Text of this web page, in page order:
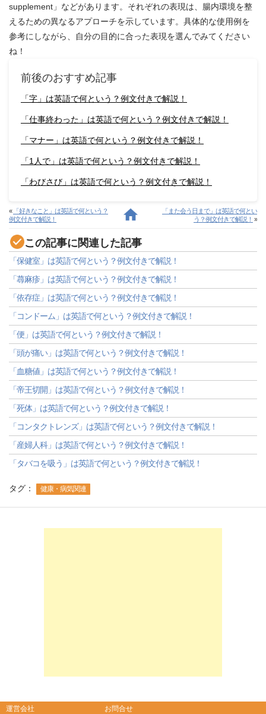
supplement」などがあります。それぞれの表現は、腸内環境を整
えるための異なるアプローチを示しています。具体的な使用例を
参考にしながら、自分の目的に合った表現を選んでみてください
ね！
前後のおすすめ記事
「字」は英語で何という？例文付きで解説！
「仕事終わった」は英語で何という？例文付きで解説！
「マナー」は英語で何という？例文付きで解説！
「1人で」は英語で何という？例文付きで解説！
「わびさび」は英語で何という？例文付きで解説！
« 「好きなこと」は英語で何という？
例文付きで解説！
「また会う日まで」は英語で何とい
う？例文付きで解説！ »
この記事に関連した記事
「保健室」は英語で何という？例文付きで解説！
「蕁麻疹」は英語で何という？例文付きで解説！
「依存症」は英語で何という？例文付きで解説！
「コンドーム」は英語で何という？例文付きで解説！
「便」は英語で何という？例文付きで解説！
「頭が痛い」は英語で何という？例文付きで解説！
「血糖値」は英語で何という？例文付きで解説！
「帝王切開」は英語で何という？例文付きで解説！
「死体」は英語で何という？例文付きで解説！
「コンタクトレンズ」は英語で何という？例文付きで解説！
「産婦人科」は英語で何という？例文付きで解説！
「タバコを吸う」は英語で何という？例文付きで解説！
タグ： 健康・病気関連
運営会社 お問合せ